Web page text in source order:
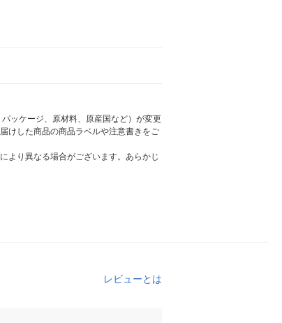
ッケージ、原材料、原産国など）が変更
けした商品の商品ラベルや注意書きをご
より異なる場合がございます。あらかじ
レビューとは